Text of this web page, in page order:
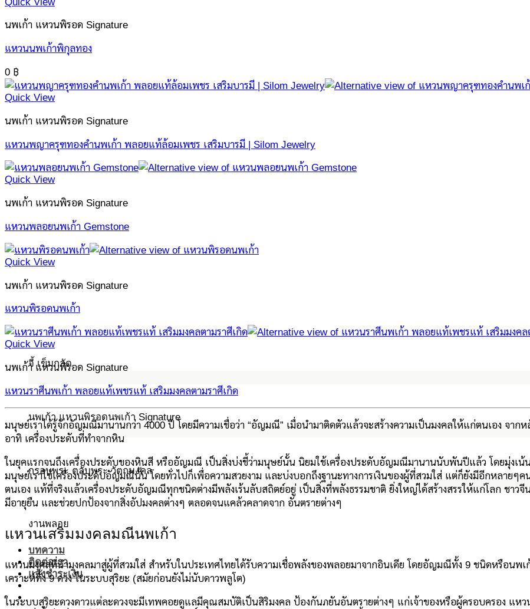
จี้ เข็มกลัด
นพเก้า แหวนพิรอดนพเก้า Signature
กรอบพระ ตลับพระ วัตถุมงคล
งานพลอย
บทความ
ติดต่อเรา
แจ้งชำระเงิน
นพเก้า แหวนพิรอด Signature
แหวนนพเก้าพิกุลทอง
0 ฿
Quick View
นพเก้า แหวนพิรอด Signature
แหวนพญาครุฑทองคำนพเก้า พลอยแท้ล้อมเพชร เสริมบารมี | Silom Jewelry
Quick View
นพเก้า แหวนพิรอด Signature
แหวนพลอยนพเก้า Gemstone
Quick View
นพเก้า แหวนพิรอด Signature
แหวนพิรอดนพเก้า
Quick View
นพเก้า แหวนพิรอด Signature
แหวนราศีนพเก้า พลอยแท้เพชรแท้ เสริมมงคลตามราศีเกิด
มนุษย์เราได้รู้จักอัญมณีมานานกว่า 4000 ปี โดยมีความเชื่อว่า “อัญมณี” เมื่อนำมาติดตัวแล้วจะสร้างความเป็นมงคลให้แก่ตนเอง จา
อาทิ เครื่องประดับที่ทำจากหิน
ในยุคแรกจนถึงเครื่องประดับของหินสี หรืออัญมณี เป็นสิ่งบ่งชี้ว่ามนุษย์นั้น นิยมใช้เครื่องประดับอัญมณีมานานนับพันปีแล้ว โดยมุ่งเน้
มนุษย์เราใช้เครื่องประดับอัญมณีนั้น โดยทั่วไปก็เพื่อความสวยงาม และบ่งบอกถึงฐานะทางการเงินของผู้ที่สวมใส่ แต่ก็ยังมีอีกหลาย
ตนเอง แท้ที่จริงแล้วเครื่องประดับอัญมณีทุกชนิดต่างมีพลังเร้นลับสถิตย์อยู่ เป็นสิ่งที่พลังธรรมชาติ ยิ่งใหญ่ได้สร้างสรรให้แก่โลก ชาว
มีอายุยืน และช่วยปกป้องจากสิ่งอัปมงคลต่างๆ ตลอดจนแคล้วคลาดจาก อันตรายต่างๆ
แหวนเสริมมงคลมณีนพเก้า
แหวนมงคลที่นำมงคลมาสู่ผู้ที่สวมใส่ สำหรับในประเทศไทยได้รับความเชื่อพลังของพลอยมาจากอินเดีย โดยอัญมณีทั้ง 9 ชนิดหรื
เคราะห์ทั้ง 9 ดวง ในระบบสุริยะ (สมัยก่อนยังไม่นับดาวพลูโต)
ในระบบสุริยะดวงดาวแต่ละดวงจะมีเทพคอยดูแลมีคุณสมบัติเป็นสิริมงคล ป้องกันภยันอันตรายต่างๆ แก่เจ้าของหรือผู้ครอบครอง